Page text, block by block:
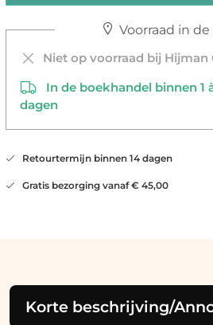
Voorraad in de
Niet op voorraad bij Hijman
In de boekhandel binnen 1
dagen
Retourtermijn binnen 14 dagen
Gratis bezorging vanaf € 45,00
Korte beschrijving/